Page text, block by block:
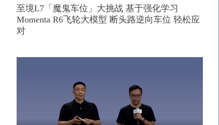
至境L7「魔鬼车位」大挑战 基于强化学习
Momenta R6飞轮大模型 断头路逆向车位 轻松应
对